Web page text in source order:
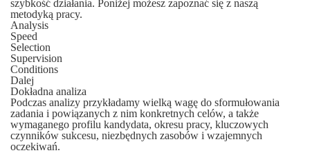
szybkość działania. Poniżej możesz zapoznać się z naszą
metodyką pracy.
Analysis
Speed
Selection
Supervision
Conditions
Dalej
Dokładna analiza
Podczas analizy przykładamy wielką wagę do sformułowania
zadania i powiązanych z nim konkretnych celów, a także
wymaganego profilu kandydata, okresu pracy, kluczowych
czynników sukcesu, niezbędnych zasobów i wzajemnych
oczekiwań.